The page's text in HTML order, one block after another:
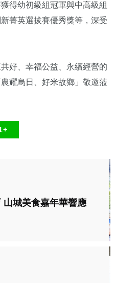
得幼初級組冠軍與中高級組
菁英選拔賽優秀獎等，深受
好、幸福公益、永續經營的
耀烏日、好米故鄉」敬邀蒞
城美食嘉年華響應